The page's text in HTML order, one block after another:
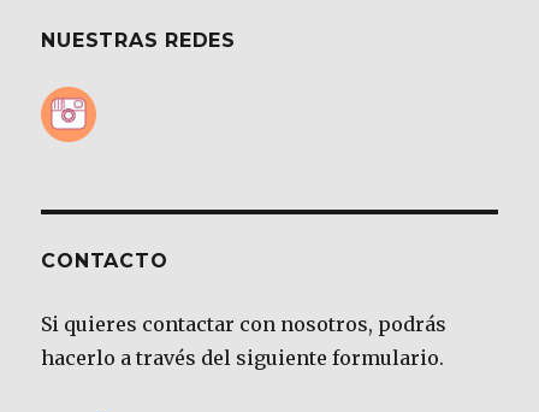
NUESTRAS REDES
CONTACTO
Si quieres contactar con nosotros, podrás
hacerlo a través del siguiente formulario.